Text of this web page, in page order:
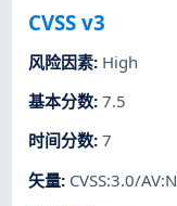
CVSS v3
风险因素: High
基本分数:7.5
时间分数:7
矢量: CVSS:3.0/